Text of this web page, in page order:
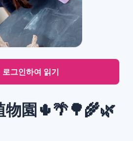
로그인하여 읽기
物園🌵🌴🌳🌾🌿